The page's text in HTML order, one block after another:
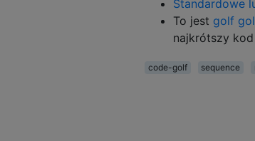
Standardowe
To jest golf
najkrótszy
code-golf sequence